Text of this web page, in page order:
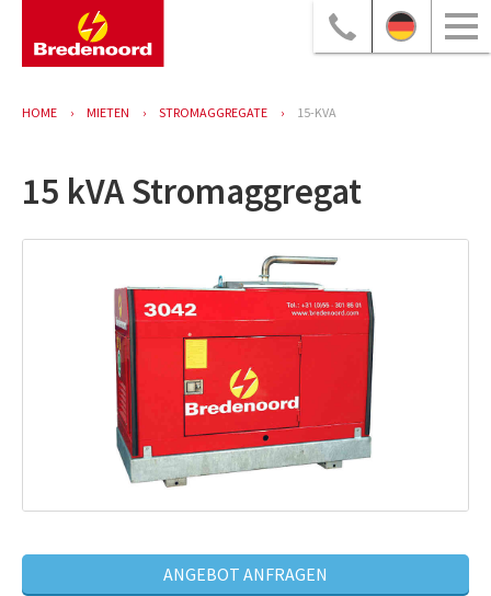
HOME MIETEN STROMAGGREGATE 15-KVA
15 kVA Stromaggregat
ANGEBOT ANFRAGEN